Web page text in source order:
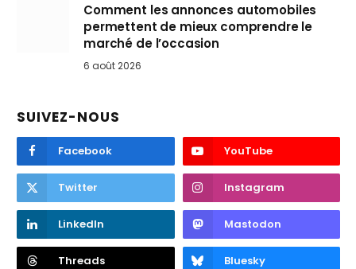
Comment les annonces automobiles
permettent de mieux comprendre le
marché de l’occasion
6 août 2026
SUIVEZ-NOUS
Facebook YouTube
Twitter Instagram
LinkedIn Mastodon
Threads Bluesky